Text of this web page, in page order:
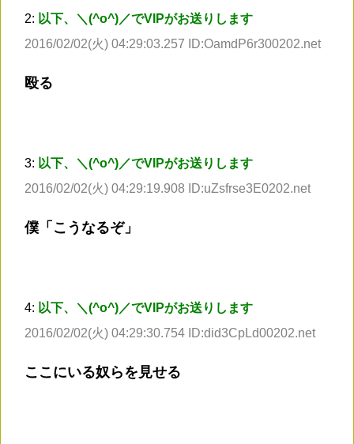
2: 以下、＼(^o^)／でVIPがお送りします
2016/02/02(火) 04:29:03.257 ID:OamdP6r300202.net
殴る
3: 以下、＼(^o^)／でVIPがお送りします
2016/02/02(火) 04:29:19.908 ID:uZsfrse3E0202.net
僕「こうなるぞ」
4: 以下、＼(^o^)／でVIPがお送りします
2016/02/02(火) 04:29:30.754 ID:did3CpLd00202.net
ここにいる奴らを見せる